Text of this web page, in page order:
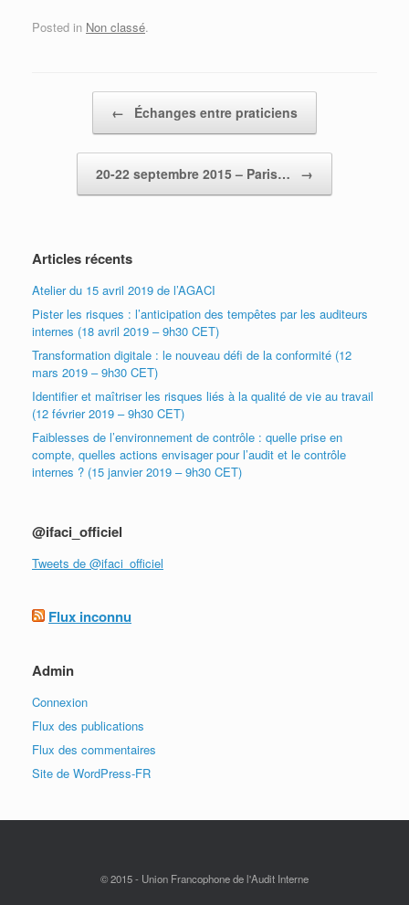
Posted in Non classé.
← Échanges entre praticiens
20-22 septembre 2015 – Paris… →
Articles récents
Atelier du 15 avril 2019 de l’AGACI
Pister les risques : l’anticipation des tempêtes par les auditeurs
internes (18 avril 2019 – 9h30 CET)
Transformation digitale : le nouveau défi de la conformité (12
mars 2019 – 9h30 CET)
Identifier et maîtriser les risques liés à la qualité de vie au travail
(12 février 2019 – 9h30 CET)
Faiblesses de l’environnement de contrôle : quelle prise en
compte, quelles actions envisager pour l’audit et le contrôle
internes ? (15 janvier 2019 – 9h30 CET)
@ifaci_officiel
Tweets de @ifaci_officiel
Flux inconnu
Admin
Connexion
Flux des publications
Flux des commentaires
Site de WordPress-FR
© 2015 - Union Francophone de l'Audit Interne